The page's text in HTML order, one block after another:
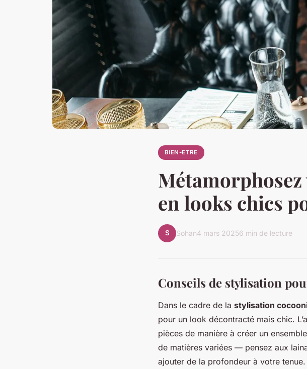
BIEN-ETRE
en looks chics
S Sohan4 mars 20256 min de lecture
Conseils de stylisation
Dans le cadre de la stylisation
pour un look décontracté mais chic.
pièces de manière à créer un
de matières variées — pensez aux
ajouter de la profondeur à votre tenue.